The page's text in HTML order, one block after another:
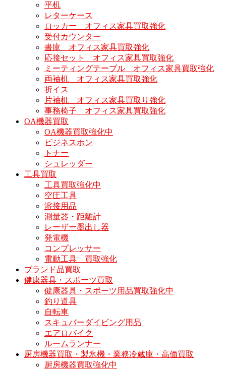
平机
レターケース
ロッカー オフィス家具買取強化
受付カウンター
書庫 オフィス家具買取強化
応接セット オフィス家具買取強化
ミーティングテーブル オフィス家具買取強化
両袖机 オフィス家具買取強化
折イス
片袖机 オフィス家具買取り強化
事務椅子 オフィス家具買取強化
OA機器買取
OA機器買取強化中
ビジネスホン
トナー
シュレッダー
工具買取
工具買取強化中
空圧工具
溶接用品
測量器・距離計
レーザー墨出し器
発電機
コンプレッサー
電動工具 買取強化
ブランド品買取
健康器具・スポーツ買取
健康器具・スポーツ用品買取強化中
釣り道具
自転車
スキュバーダイビング用品
エアロバイク
ルームランナー
厨房機器買取・製氷機・業務冷蔵庫・高価買取
厨房機器買取強化中